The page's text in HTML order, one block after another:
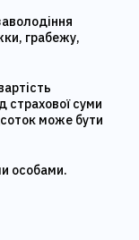
грабежу,
страхової суми
може бути
особами.